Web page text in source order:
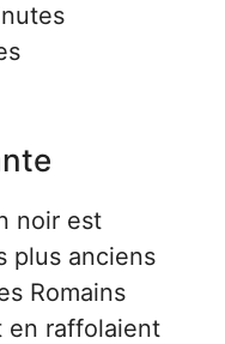
noir est
plus anciens
Romains
en raffolaient